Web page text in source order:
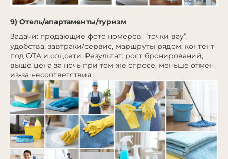
9) Отель/апартаменты/туризм
Задачи: продающие фото номеров, “точки вау”,
удобства, завтраки/сервис, маршруты рядом; контент
под OTA и соцсети. Результат: рост бронирований,
выше цена за ночь при том же спросе, меньше отмен
из‑за несоответствия.